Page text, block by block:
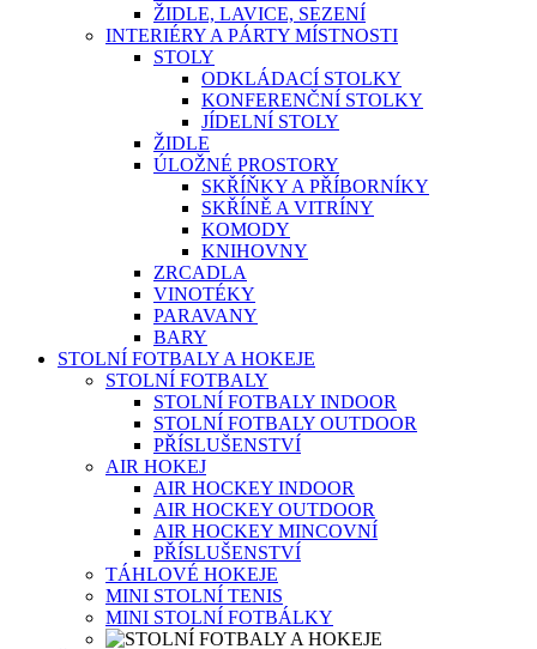
ŽIDLE, LAVICE, SEZENÍ
INTERIÉRY A PÁRTY MÍSTNOSTI
STOLY
ODKLÁDACÍ STOLKY
KONFERENČNÍ STOLKY
JÍDELNÍ STOLY
ŽIDLE
ÚLOŽNÉ PROSTORY
SKŘÍŇKY A PŘÍBORNÍKY
SKŘÍNĚ A VITRÍNY
KOMODY
KNIHOVNY
ZRCADLA
VINOTÉKY
PARAVANY
BARY
STOLNÍ FOTBALY A HOKEJE
STOLNÍ FOTBALY
STOLNÍ FOTBALY INDOOR
STOLNÍ FOTBALY OUTDOOR
PŘÍSLUŠENSTVÍ
AIR HOKEJ
AIR HOCKEY INDOOR
AIR HOCKEY OUTDOOR
AIR HOCKEY MINCOVNÍ
PŘÍSLUŠENSTVÍ
TÁHLOVÉ HOKEJE
MINI STOLNÍ TENIS
MINI STOLNÍ FOTBÁLKY